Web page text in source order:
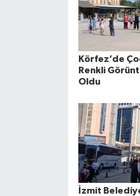
Körfez’de
Renkli
Oldu
İzmit